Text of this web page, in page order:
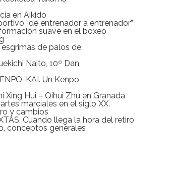
en Aikido
“de entrenador a entrenador”
suave en el boxeo
de palos de
Naito, 10º Dan
KAI. Un Kenpo
Xing Hui – Qihui Zhu en Granada
marciales en el siglo XX.
y cambios
Cuando llega la hora del retiro
conceptos generales